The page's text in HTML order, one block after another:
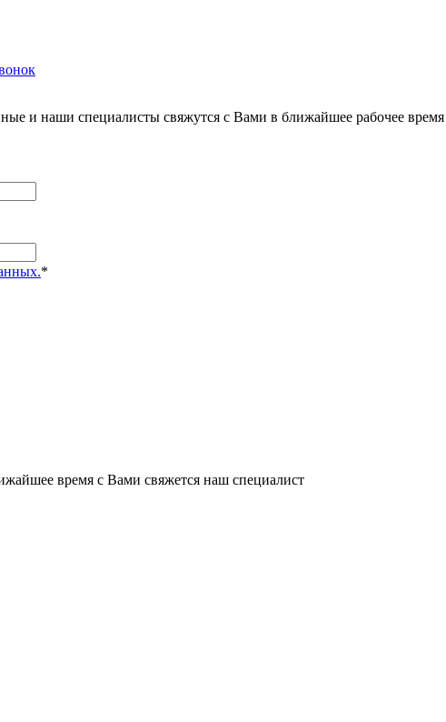
и наши специалисты свяжутся с Вами в ближайшее рабочее
*
время с Вами свяжется наш специалист